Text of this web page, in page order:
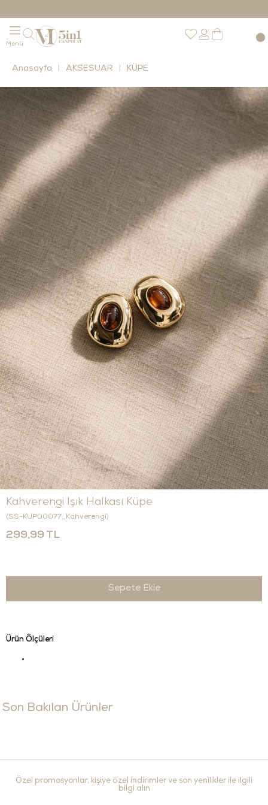
Anasayfa AKSESUAR KÜPE
Kahverengi Işık Halkası Küpe
(SS-KUP00077_Kahverengi)
299,99 TL
Ürün Ölçüleri
Son Bakılan Ürünler
Özel promosyonlar, kişiye özel indirimler ve son yenilikler ile ilgili
bilgi alın